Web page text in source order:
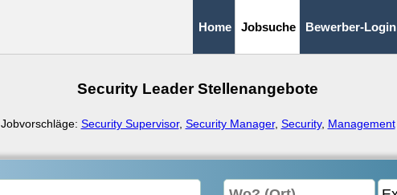
Home Jobsuche Bewerber-Login
Security Leader Stellenangebote
Jobvorschläge: Security Supervisor, Security Manager, Security, Management